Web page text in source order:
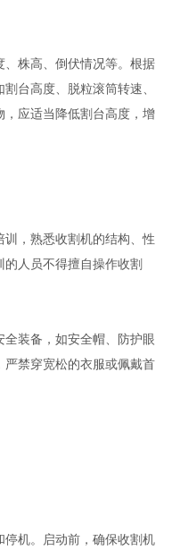
株高、倒伏情况等。根据
台高度、脱粒滚筒转速、
，应适当降低割台高度，增
，熟悉收割机的结构、性
人员不得擅自操作收割
装备，如安全帽、防护眼
禁穿宽松的衣服或佩戴首
机。启动前，确保收割机